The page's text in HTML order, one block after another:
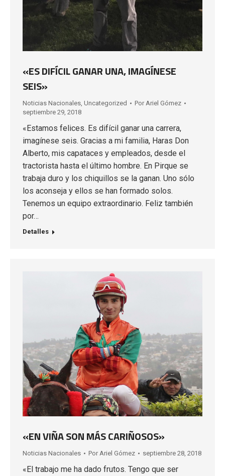
«ES DIFÍCIL GANAR UNA, IMAGÍNESE
SEIS»
Noticias Nacionales Uncategorized Por Ariel Gómez
septiembre 29, 2018
«Estamos felices. Es difícil ganar una carrera,
imagínese seis. Gracias a mi familia, Haras Don
Alberto, mis capataces y empleados, desde el
tractorista hasta el último hombre. En Pirque se
trabaja duro y los chiquillos se la ganan. Uno sólo
los aconseja y ellos se han formado solos.
Tenemos un equipo extraordinario. Feliz también
por…
Detalles
«EN VIÑA SON MÁS CARIÑOSOS»
Noticias Nacionales Por Ariel Gómez septiembre 28, 2018
«El trabajo me ha dado frutos. Tengo que ser